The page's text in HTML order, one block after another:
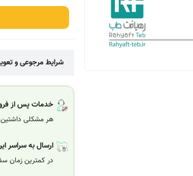
شرایط مرجوعی و
خدمات پس از
هر مشکلی داشتین
ارسال به سراسر
در کمترین زمان